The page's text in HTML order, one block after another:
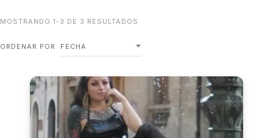
MOSTRANDO 1-3 DE 3 RESULTADOS
ORDENAR POR FECHA